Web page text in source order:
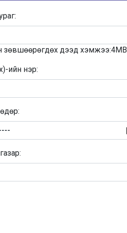
дээд хэмжээ:4MB
ийн нэр: